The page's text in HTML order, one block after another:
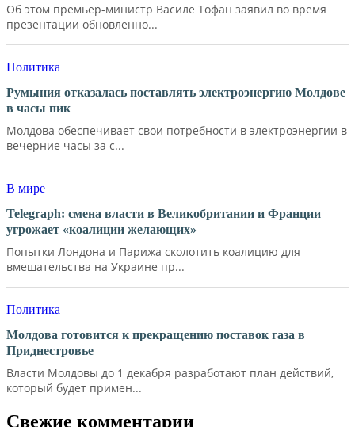
Об этом премьер-министр Василе Тофан заявил во время
презентации обновленно...
Политика
Румыния отказалась поставлять электроэнергию Молдове
в часы пик
Молдова обеспечивает свои потребности в электроэнергии в
вечерние часы за с...
В мире
Telegraph: смена власти в Великобритании и Франции
угрожает «коалиции желающих»
Попытки Лондона и Парижа сколотить коалицию для
вмешательства на Украине пр...
Политика
Молдова готовится к прекращению поставок газа в
Приднестровье
Власти Молдовы до 1 декабря разработают план действий,
который будет примен...
Свежие комментарии